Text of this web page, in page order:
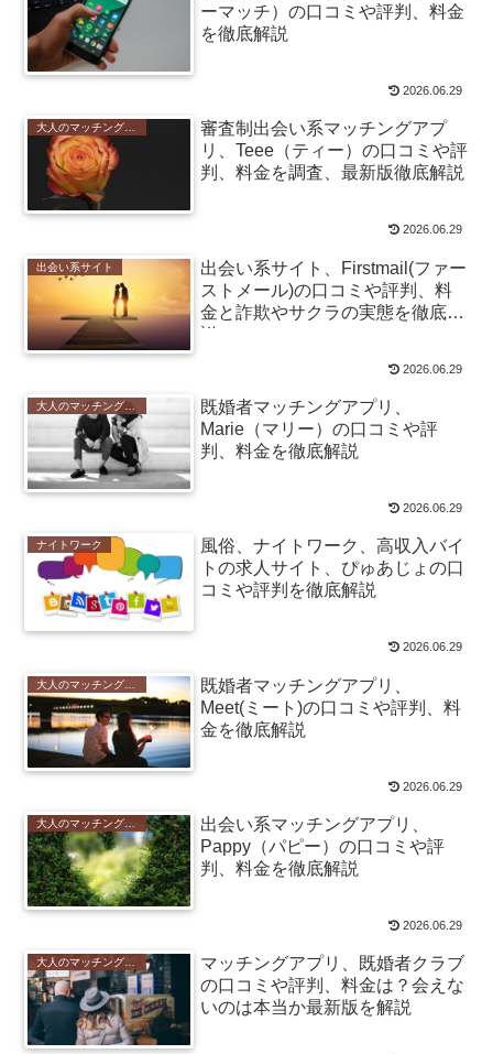
ーマッチ）の口コミや評判、料金
を徹底解説
2026.06.29
大人のマッチングアプリ
審査制出会い系マッチングアプ
リ、Teee（ティー）の口コミや評
判、料金を調査、最新版徹底解説
2026.06.29
出会い系サイト
出会い系サイト、Firstmail(ファー
ストメール)の口コミや評判、料
金と詐欺やサクラの実態を徹底解
説
2026.06.29
既婚者マッチングアプリ、
Marie（マリー）の口コミや評
判、料金を徹底解説
2026.06.29
ナイトワーク
風俗、ナイトワーク、高収入バイ
トの求人サイト、ぴゅあじょの口
コミや評判を徹底解説
2026.06.29
既婚者マッチングアプリ、
Meet(ミート)の口コミや評判、料
金を徹底解説
2026.06.29
出会い系マッチングアプリ、
Pappy（パピー）の口コミや評
判、料金を徹底解説
2026.06.29
大人のマッチングアプリ
マッチングアプリ、既婚者クラブ
の口コミや評判、料金は？会えな
いのは本当か最新版を解説